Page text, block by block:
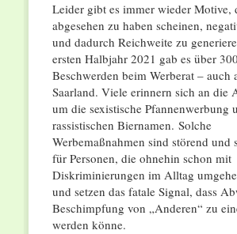
Leider gibt es immer wieder Motive,
abgesehen zu haben scheinen,
und dadurch Reichweite zu
ersten Halbjahr 2021 gab es über 300
Beschwerden beim Werberat – auch
Saarland. Viele erinnern sich an die
um die sexistische Pfannenwerbung
rassistischen Biernamen. Solche
Werbemaßnahmen sind störend und
für Personen, die ohnehin schon mit
Diskriminierungen im Alltag
und setzen das fatale Signal, dass
Beschimpfung von „Anderen“ zu
werden könne.